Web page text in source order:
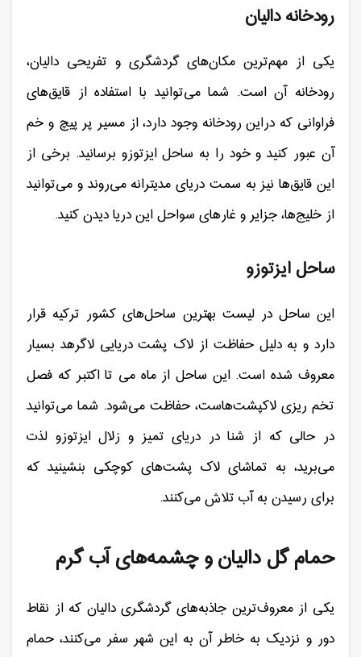
رودخانه دالیان
یکی از مهم‌ترین مکان‌های گردشگری و تفریحی دالیان،
رودخانه آن است. شما می‌توانید با استفاده از قایق‌های
فراوانی که دراین رودخانه وجود دارد، از مسیر پر پیچ و خم
آن عبور کنید و خود را به ساحل ایزتوزو برسانید. برخی از
این قایق‌ها نیز به سمت دریای مدیترانه می‌روند و می‌توانید
از خلیج‌ها، جزایر و غارهای سواحل این دریا دیدن کنید.
ساحل ایزتوزو
این ساحل در لیست بهترین ساحل‌های کشور ترکیه قرار
دارد و به دلیل حفاظت از لاک پشت دریایی لاگرهد بسیار
معروف شده است. این ساحل از ماه می تا اکتبر که فصل
تخم ریزی لاکپشت‌هاست، حفاظت می‌شود. شما می‌توانید
در حالی که از شنا در دریای تمیز و زلال ایزتوزو لذت
می‌برید، به تماشای لاک پشت‌های کوچکی بنشینید که
برای رسیدن به آب تلاش می‌کنند.
حمام گل دالیان و چشمه‌های آب گرم
یکی از معروف‌ترین جاذبه‌های گردشگری دالیان که از نقاط
دور و نزدیک به خاطر آن به این شهر سفر می‌کنند، حمام